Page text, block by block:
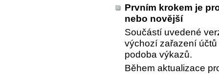
Prvním krokem je
nebo novější
Součástí uvedené
výchozí zařazení
podoba výkazů.
Během aktualizace